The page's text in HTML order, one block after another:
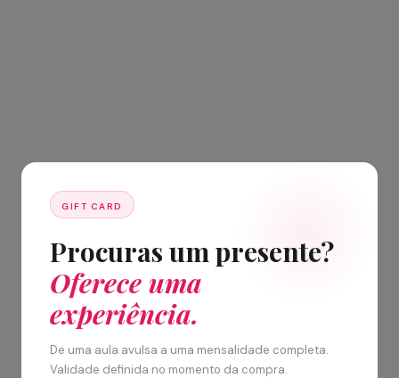
GIFT CARD
Procuras um presente?
Oferece uma
experiência.
De uma aula avulsa a uma mensalidade completa.
Validade definida no momento da compra.